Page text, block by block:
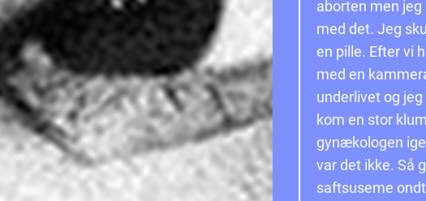
aborten men
med det. Jeg
en pille. Efter vi
med en
underlivet og
kom en stor
gynækologen
var det ikke. Så
saftsuseme